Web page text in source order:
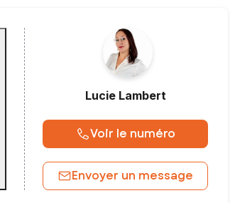
Lucie Lambert
Voir le numéro
Envoyer un message